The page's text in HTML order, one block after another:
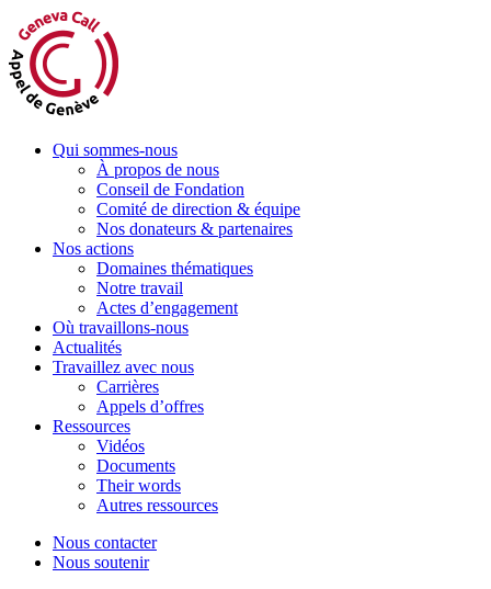
Aller
au
contenu
Qui sommes-nous
À propos de nous
Conseil de Fondation
Comité de direction & équipe
Nos donateurs & partenaires
Nos actions
Domaines thématiques
Notre travail
Actes d’engagement
Où travaillons-nous
Actualités
Travaillez avec nous
Carrières
Appels d’offres
Ressources
Vidéos
Documents
Their words
Autres ressources
Nous contacter
Nous soutenir